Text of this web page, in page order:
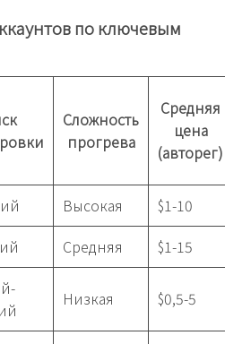
по ключевым
Сложность
прогрева
Средняя
цена
(авторег)
Высокая
$1-10
Средняя $1-15
Низкая $0,5-5